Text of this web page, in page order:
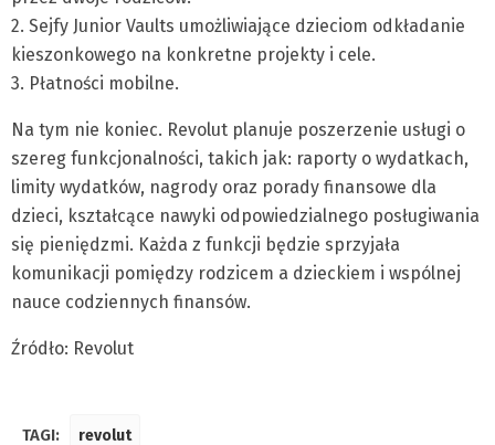
2. Sejfy Junior Vaults umożliwiające dzieciom odkładanie
kieszonkowego na konkretne projekty i cele.
3. Płatności mobilne.
Na tym nie koniec. Revolut planuje poszerzenie usługi o
szereg funkcjonalności, takich jak: raporty o wydatkach,
limity wydatków, nagrody oraz porady finansowe dla
dzieci, kształcące nawyki odpowiedzialnego posługiwania
się pieniędzmi. Każda z funkcji będzie sprzyjała
komunikacji pomiędzy rodzicem a dzieckiem i wspólnej
nauce codziennych finansów.
Źródło: Revolut
TAGI: revolut